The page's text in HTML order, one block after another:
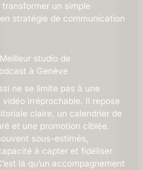
un simple
stratégie de communication
ne se limite pas à une
vidéo irréprochable. Il repose
claire, un calendrier de
et une promotion ciblée.
sous-estimés,
à capter et fidéliser
là qu’un accompagnement